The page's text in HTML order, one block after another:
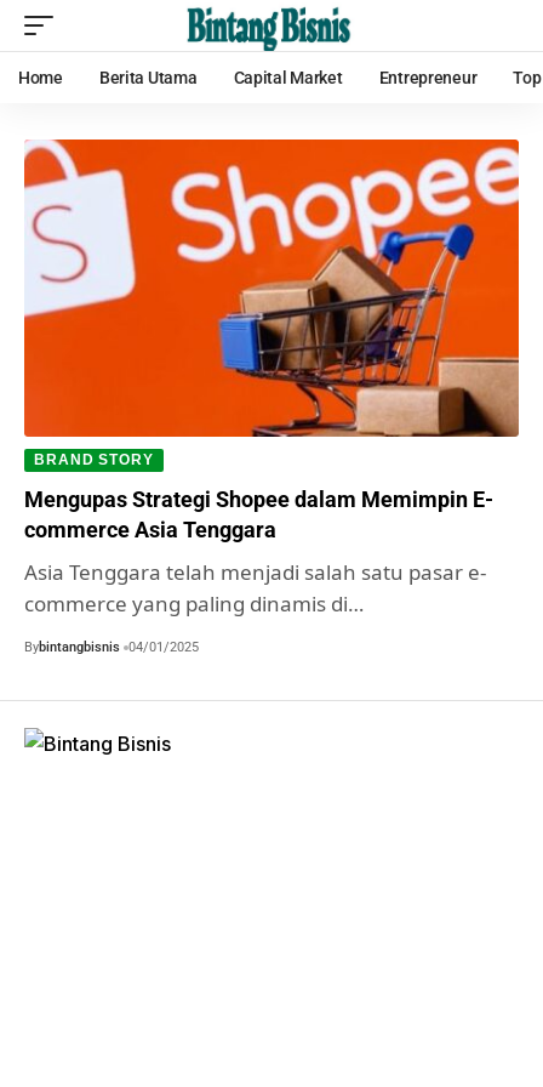
Home Berita Utama Capital Market Entrepreneur
BRAND STORY
Mengupas Strategi Shopee dalam Memimpin E-
commerce Asia Tenggara
Asia Tenggara telah menjadi salah satu pasar e-
commerce yang paling dinamis di…
Bybintangbisnis 04/01/2025